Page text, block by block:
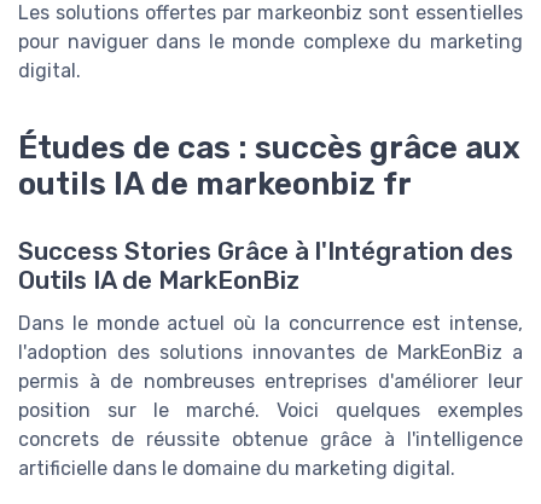
Les solutions offertes par markeonbiz sont essentielles
pour naviguer dans le monde complexe du marketing
digital.
Études de cas : succès grâce aux
outils IA de markeonbiz fr
Success Stories Grâce à l'Intégration des
Outils IA de MarkEonBiz
Dans le monde actuel où la concurrence est intense,
l'adoption des solutions innovantes de MarkEonBiz a
permis à de nombreuses entreprises d'améliorer leur
position sur le marché. Voici quelques exemples
concrets de réussite obtenue grâce à l'intelligence
artificielle dans le domaine du marketing digital.